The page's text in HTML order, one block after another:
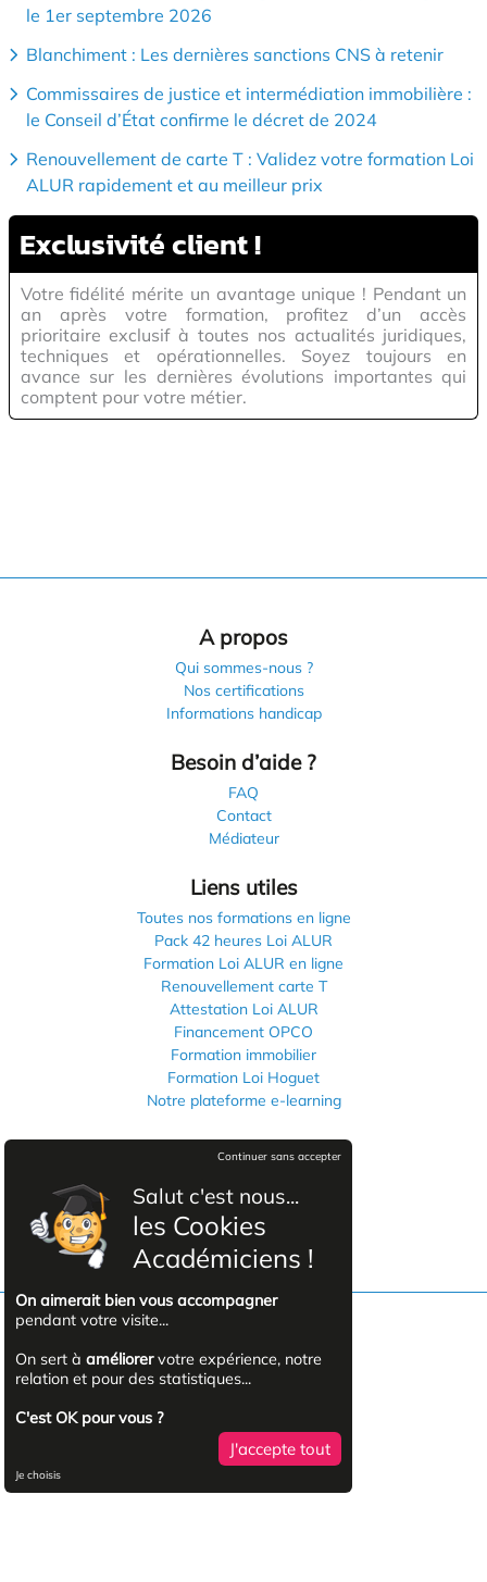
le 1er septembre 2026
Blanchiment : Les dernières sanctions CNS à retenir
Commissaires de justice et intermédiation immobilière :
le Conseil d’État confirme le décret de 2024
Renouvellement de carte T : Validez votre formation Loi
ALUR rapidement et au meilleur prix
Exclusivitéclient !
Votre fidélité mérite un avantage unique ! Pendant un
an après votre formation, profitez d’un accès
prioritaire exclusif à toutes nos actualités juridiques,
techniques et opérationnelles. Soyez toujours en
avance sur les dernières évolutions importantes qui
comptent pour votre métier.
A propos
Qui sommes-nous ?
Nos certifications
Informations handicap
Besoin d’aide ?
FAQ
Contact
Médiateur
Liens utiles
Toutes nos formations en ligne
Pack 42 heures Loi ALUR
Formation Loi ALUR en ligne
Renouvellement carte T
Attestation Loi ALUR
Financement OPCO
Formation immobilier
Formation Loi Hoguet
Notre plateforme e-learning
Informations légales
Politique de confidentialité
CGVU
Facebook
Linkedin
Salut c'est nous...
les Cookies
Académiciens !
On aimerait bien vous accompagner
pendant votre visite...
On sert àaméliorervotre expérience, notre
relation et pour des statistiques...
C'est OK pour vous ?
J'accepte tout
Continuer sans accepter
Je choisis